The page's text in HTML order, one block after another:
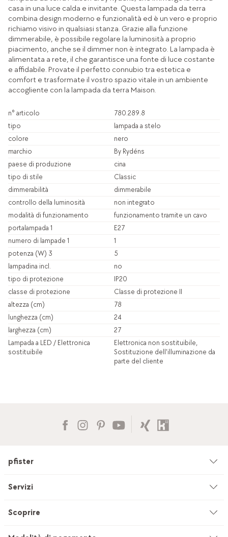
casa in una luce calda e invitante. Questa lampada da terra
combina design moderno e funzionalità ed è un vero e proprio
richiamo visivo in qualsiasi stanza. Grazie alla funzione
dimmerabile, è possibile regolare la luminosità a proprio
piacimento, anche se il dimmer non è integrato. La lampada è
alimentata a rete, il che garantisce una fonte di luce costante
e affidabile. Provate il perfetto connubio tra estetica e
comfort e trasformate il vostro spazio vitale in un ambiente
accogliente con la lampada da terra Maison.
n° articolo
780.289.8
tipo
lampada a stelo
colore
nero
marchio
By Rydéns
paese di produzione
cina
tipo di stile
Classic
dimmerabilità
dimmerabile
controllo della luminosità
non integrato
modalità di funzionamento
funzionamento tramite un cavo
portalampada 1
E27
numero di lampade 1
1
potenza (W) 3
5
lampadina incl.
no
tipo di protezione
IP20
classe di protezione
Classe di protezione II
altezza (cm)
78
lunghezza (cm)
24
larghezza (cm)
27
Lampada a LED / Elettronica
sostituibile
Elettronica non sostituibile,
Sostituzione dell'illuminazione da
parte del cliente
pfister
Azienda
Servizi
Consulenza
Scoprire
Studio di cucine